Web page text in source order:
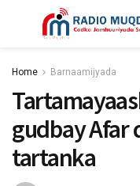
Home Barnaamijyada
gudbay Afar
tartanka